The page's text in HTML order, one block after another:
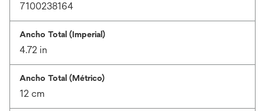
7100238164
Ancho Total (Imperial)
4.72 in
Ancho Total (Métrico)
12 cm